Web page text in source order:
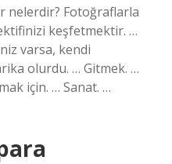
nelerdir? Fotoğraflarla
keşfetmektir. …
varsa, kendi
olurdu. … Gitmek. …
için. … Sanat. …